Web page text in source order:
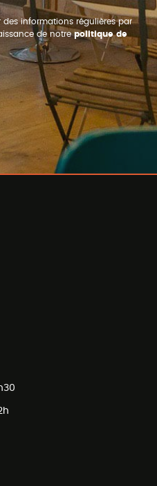
des informations régulières par
de notrepolitique de